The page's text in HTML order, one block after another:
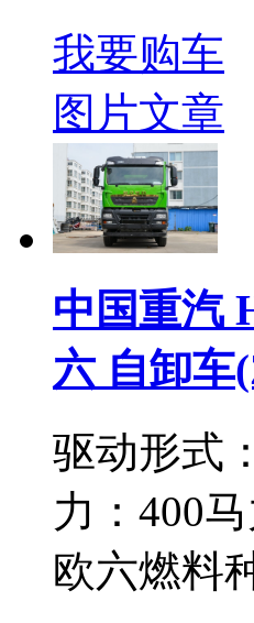
我要购车
图片文章
中国重汽
六 自卸车
驱动形式：
力： 400马
欧六燃料